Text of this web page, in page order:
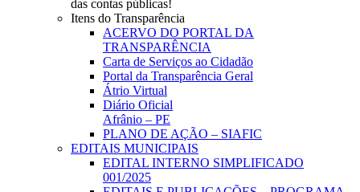
das contas públicas!
Itens do Transparência
ACERVO DO PORTAL DA
TRANSPARÊNCIA
Carta de Serviços ao Cidadão
Portal da Transparência Geral
Átrio Virtual
Diário Oficial
Afrânio – PE
PLANO DE AÇÃO – SIAFIC
EDITAIS MUNICIPAIS
EDITAL INTERNO SIMPLIFICADO
001/2025